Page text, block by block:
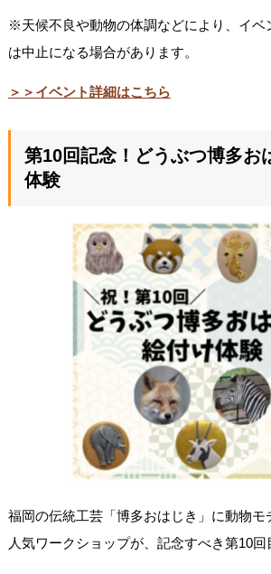
※天候不良や動物の体調などにより、イベ
は中止になる場合があります。
＞＞イベント詳細はこちら
第10回記念！どうぶつ博多お
体験
福岡の伝統工芸「博多おはじき」に動物モ
人気ワークショップが、記念すべき第10回